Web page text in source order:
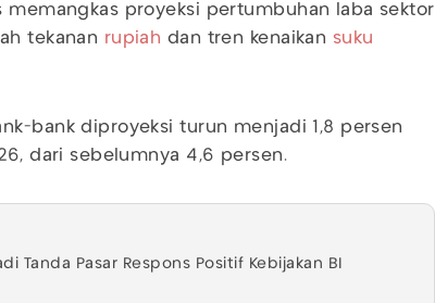
memangkas proyeksi pertumbuhan laba sektor
tekanan rupiah dan tren kenaikan suku
bank diproyeksi turun menjadi 1,8 persen
dari sebelumnya 4,6 persen.
Tanda Pasar Respons Positif Kebijakan BI